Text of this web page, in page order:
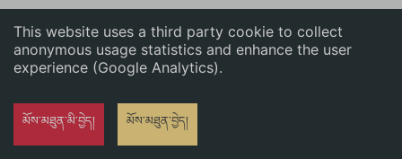
This website uses a third party cookie to collect
anonymous usage statistics and enhance the user
experience (Google Analytics).
མོས་མཐུན་མི་བྱེད། མོས་མཐུན་བྱེད།